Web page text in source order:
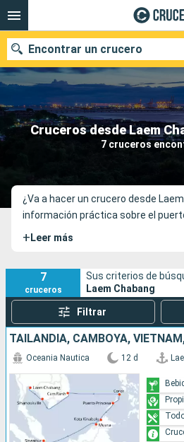
Cruceros desde Laem
7 cruceros
Encontrar un crucero
Fecha de salida
¿Va a hacer un crucero desde
información práctica sobre el
+ Leer más
7
cruceros
Sus criterios de
Laem Chabang
Filtrar
Oceania Nautica 12 d